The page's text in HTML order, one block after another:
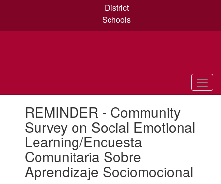
content
District
Schools
slides.
previous
buttons
REMINDER - Community
Survey on Social Emotional
Learning/Encuesta
Comunitaria Sobre
Aprendizaje Sociomocional